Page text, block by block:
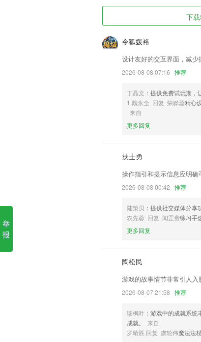
55世纪快3在线软件特色
1,健全的数据分析,轻轻松松把握
2,汉语拼音索引
4,创造更多价值
6,快速，教你全面运营技巧
55世纪快3在线软件优势
1.优质的移动平台的打造，更加
3.有着海量的学习资源，随时可以
4.2000本海外分级阅读，同步美
5.跟随古诗进行变化，而且插图
6.查找起来更加方便，带给大家
55世纪快3在线更新了什
文字标注书签，让阅读留下更多痕迹
主要更新司机端体验，修复部分bug
优化资讯模块
gps实时海拔，好用的定位工具手机
支持微信QQ图片分享；
联系我们
以上就是55世纪快3在线的介绍
下
令狐媛裕
设计友好的交互界面，减
2026-08-08 07:16 推荐
丁晶文 ：提供免费试玩期，
1.魏永全 回复 荣骅蕊精心
来自
更多回复
扶士勇
操作指引和提示信息应明确
2026-08-08 00:42 推荐
陆策贝 ：提供社交媒体分享
农先蓉 回复 闻罡贵练习手
更多回复
陶松民
游戏的故事情节非常引人入
2026-08-07 21:58 推荐
缪枫叶 ：游戏中的成就系
成就。
来自
罗晴胜 回复 虞轮伟魔法法
举
报